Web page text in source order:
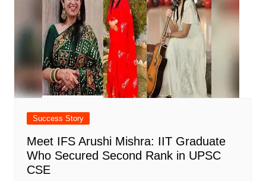
Success Story
Meet IFS Arushi Mishra: IIT Graduate
Who Secured Second Rank in UPSC
CSE